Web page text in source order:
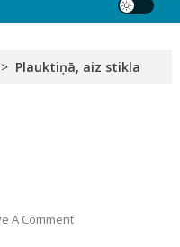
> Plauktiņā, aiz stikla
A CommentOn